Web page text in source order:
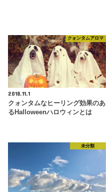
クォンタムアロマ
2018.11.1
クォンタムなヒーリング効果のあ
るHalloweenハロウィンとは
未分類